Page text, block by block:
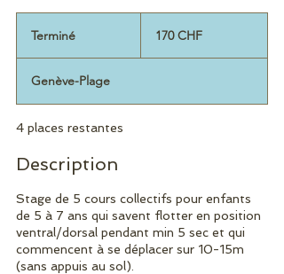
Terminé
m
i
é
suisses
170 CHF
Genève-Plage
4 places restantes
Description
Stage de 5 cours collectifs pour enfants
de 5 à 7 ans qui savent flotter en position
ventral/dorsal pendant min 5 sec et qui
commencent à se déplacer sur 10-15m
(sans appuis au sol).